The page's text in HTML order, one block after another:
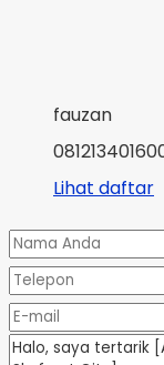
fauzan
Lihat daftar